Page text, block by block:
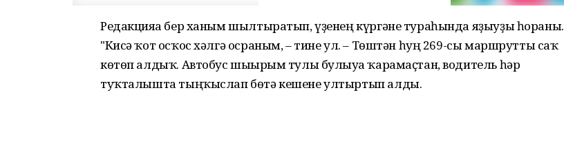
Редакцияға бер ханым шылтыратып, үҙенең күргәне тураһында яҙыуҙы һораны.
"Кисә ҡот осҡос хәлгә осраным, – тине ул. – Төштән һуң 269-сы маршрутты саҡ
көтөп алдыҡ. Автобус шығырым тулы булыуға ҡарамаҫтан, водитель һәр
туҡталышта тыңҡыслап бөтә кешене ултыртып алды.